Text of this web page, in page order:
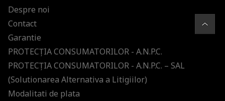
Despre noi
Contact
Garantie
PROTECŢIA CONSUMATORILOR - A.N.P.C.
PROTECŢIA CONSUMATORILOR - A.N.P.C. – SAL
(Solutionarea Alternativa a Litigiilor)
Modalitati de plata